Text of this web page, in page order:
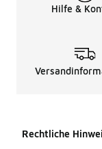
Hilfe &
Rechtliche